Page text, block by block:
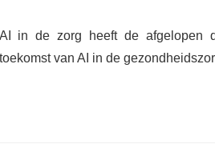
AI in de zorg heeft de afgelopen
toekomst van AI in de